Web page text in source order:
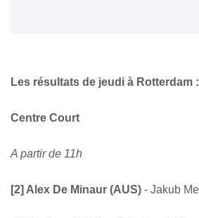
Les résultats de jeudi à Rotterdam :
Centre Court
A partir de 11h
[2] Alex De Minaur (AUS) - Jakub